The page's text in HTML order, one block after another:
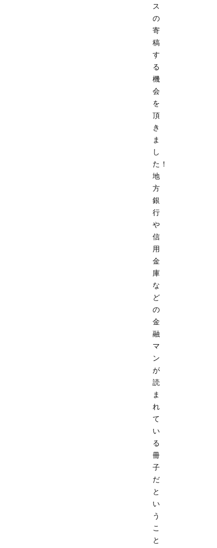
ス
の
寄
稿
す
る
機
会
を
頂
き
ま
し
た！
地
方
銀
行
や
信
用
金
庫
な
ど
の
金
融
マ
ン
が
読
ま
れ
て
い
る
冊
子
だ
と
い
う
こ
と